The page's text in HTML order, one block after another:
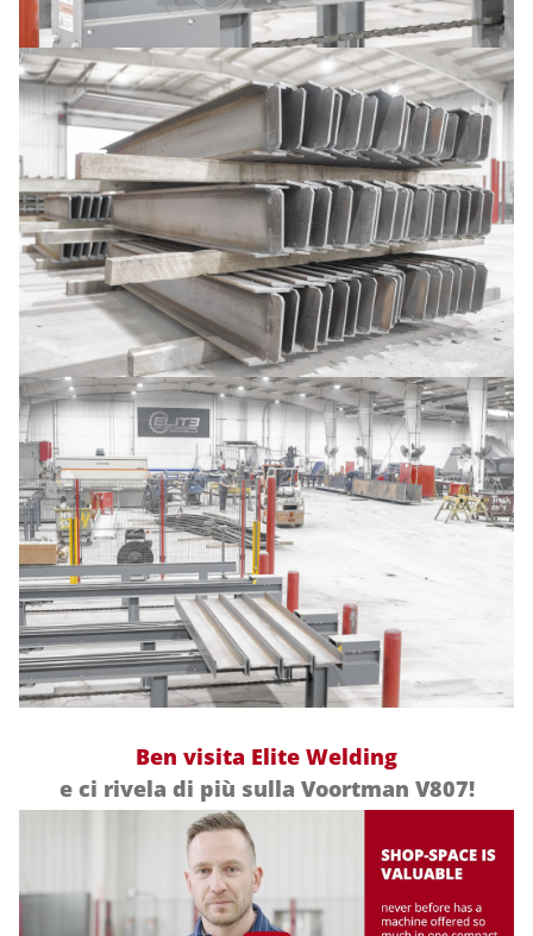
Ben visita Elite Welding
e ci rivela di più sulla Voortman V807!